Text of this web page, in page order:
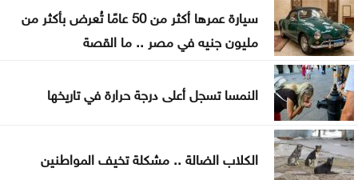
غوتيريش يدعو روسيا وأوكرانيا إلى تجنب استهداف
المدنيين
علامات تجارية مقلدة
الدفاع اليمنية تؤكد سقوط قتلى وجرحى في هجوم
حوثي وتتوعد بالرد
سيارة عمرها أكثر من 50 عامًا تُعرض بأكثر من
مليون جنيه في مصر .. ما القصة
النمسا تسجل أعلى درجة حرارة في تاريخها
الكلاب الضالة .. مشكلة تخيف المواطنين